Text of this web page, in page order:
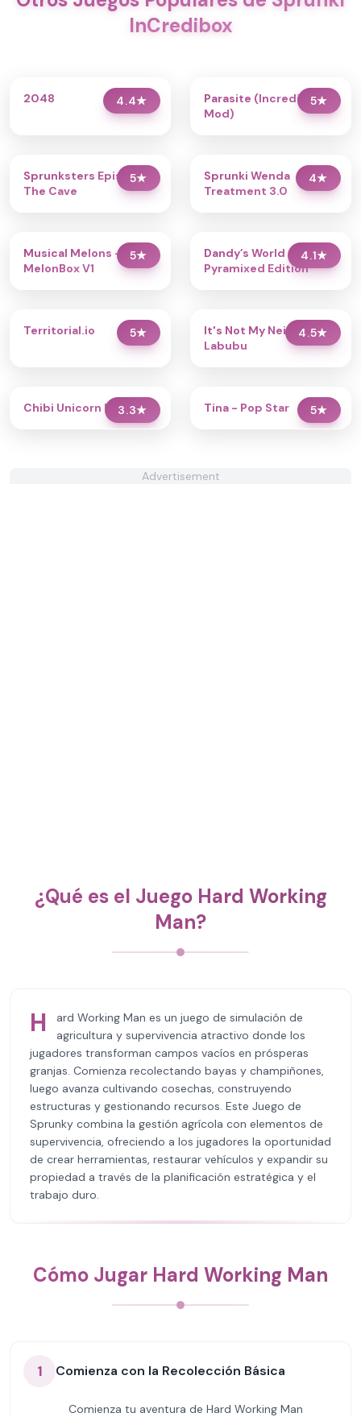
InCredibox
4.4★
2048 5★
Parasite (Incredibox
Mod)
5★
Sprunksters Episode 2:
The Cave
4★
Sprunki Wenda
Treatment 3.0
5★
Musical Melons –
MelonBox V1
4.1★
Dandy’s World
Pyramixed Edition
5★
Territorial.io 4.5★
It's Not My Neighbor:
Labubu
3.3★
Chibi Unicorn Dress Up 5★
Tina - Pop Star
Advertisement
¿Qué es el Juego Hard Working
Man?
H
ard Working Man es un juego de simulación de
agricultura y supervivencia atractivo donde los
jugadores transforman campos vacíos en prósperas
granjas. Comienza recolectando bayas y champiñones,
luego avanza cultivando cosechas, construyendo
estructuras y gestionando recursos. Este Juego de
Sprunky combina la gestión agrícola con elementos de
supervivencia, ofreciendo a los jugadores la oportunidad
de crear herramientas, restaurar vehículos y expandir su
propiedad a través de la planificación estratégica y el
trabajo duro.
Cómo Jugar Hard Working Man
1 Comienza con la Recolección Básica
Comienza tu aventura de Hard Working Man